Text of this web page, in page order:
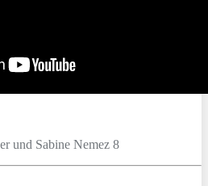
und Sabine Nemez 8